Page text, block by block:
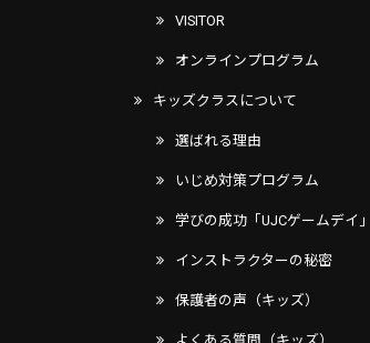
VISITOR
オンラインプログラム
キッズクラスについて
選ばれる理由
いじめ対策プログラム
学びの成功「UJCゲームデイ」
インストラクターの秘密
保護者の声（キッズ）